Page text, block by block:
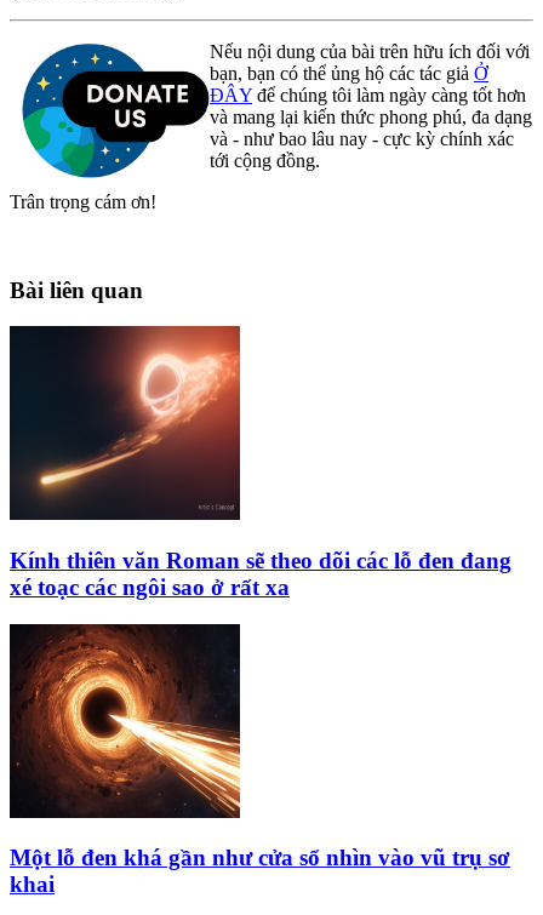
Nếu nội dung của bài trên hữu ích đối với
bạn, bạn có thể ủng hộ các tác giả Ở
ĐÂY để chúng tôi làm ngày càng tốt hơn
và mang lại kiến thức phong phú, đa dạng
và - như bao lâu nay - cực kỳ chính xác
tới cộng đồng.
Trân trọng cám ơn!
Bài liên quan
Kính thiên văn Roman sẽ theo dõi các lỗ đen đang
xé toạc các ngôi sao ở rất xa
Một lỗ đen khá gần như cửa sổ nhìn vào vũ trụ sơ
khai